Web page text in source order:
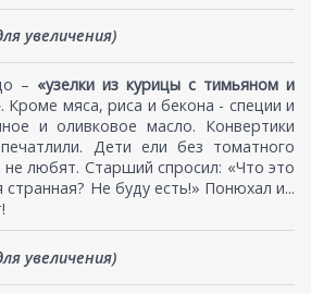
увеличения)
– «узелки из курицы с тимьяном и
. Кроме мяса, риса и бекона - специи и
и оливковое масло. Конвертики
Дети ели без томатного
не любят. Старший спросил: «Что это
странная? Не буду есть!» Понюхал и...
увеличения)